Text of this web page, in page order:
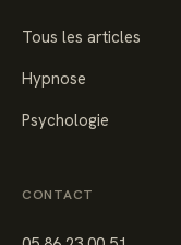
Tous les articles
Hypnose
Psychologie
CONTACT